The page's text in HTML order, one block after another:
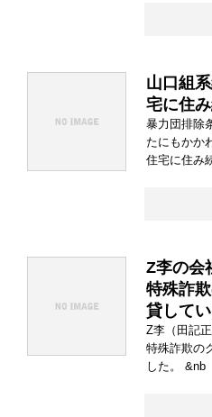
山口組
宅に住
暴力団排除
たにもかか
住宅に住み
Z李の会
特殊詐
貸して
Z李（田記
特殊詐欺の
した。 &nb